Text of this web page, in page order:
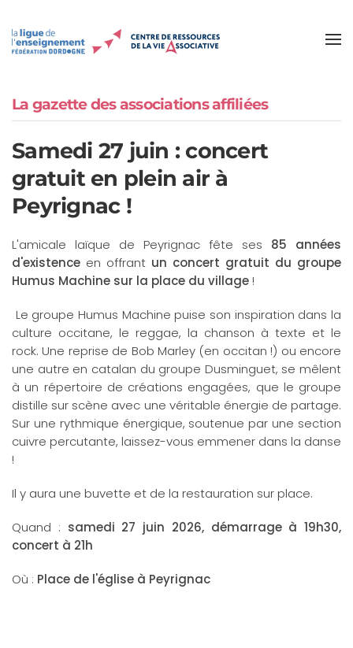
Accéder au contenu principal
La gazette des associations affiliées
Samedi 27 juin : concert
gratuit en plein air à
Peyrignac !
L'amicale laïque de Peyrignac fête ses 85 années
d'existence en offrant un concert gratuit du groupe
Humus Machine sur la place du village!
Le groupe Humus Machine puise son inspiration dans la
culture occitane, le reggae, la chanson à texte et le
rock. Une reprise de Bob Marley (en occitan !) ou encore
une autre en catalan du groupe Dusminguet, se mêlent
à un répertoire de créations engagées, que le groupe
distille sur scène avec une véritable énergie de partage.
Sur une rythmique énergique, soutenue par une section
cuivre​ percutante, laissez-vous emmener dans la danse
!
Il y aura une buvette et de la restauration sur place.
Quand : samedi 27 juin 2026, démarrage à 19h30,
concert à 21h
Où : Place de l'église à Peyrignac